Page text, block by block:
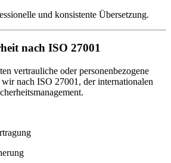
und konsistente Übersetzung.
nach ISO 27001
vertrauliche oder personenbezogene
nach ISO 27001, der internationalen